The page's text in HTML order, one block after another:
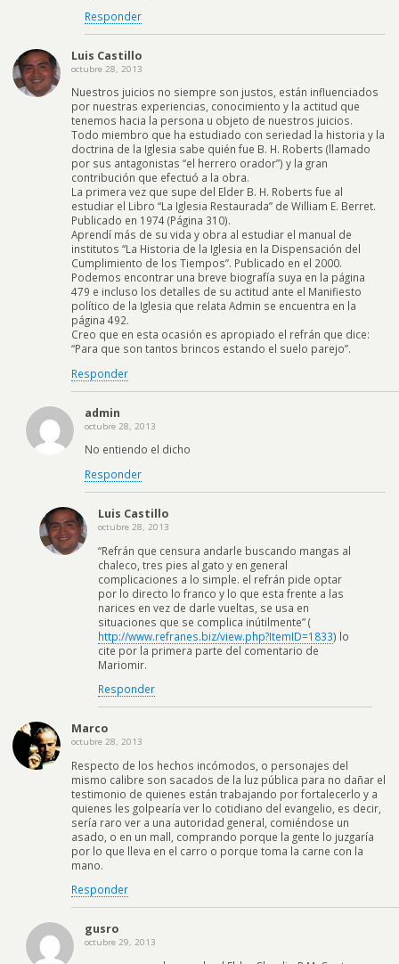
Responder
Luis Castillo
octubre 28, 2013
Nuestros juicios no siempre son justos, están influenciados
por nuestras experiencias, conocimiento y la actitud que
tenemos hacia la persona u objeto de nuestros juicios.
Todo miembro que ha estudiado con seriedad la historia y la
doctrina de la Iglesia sabe quién fue B. H. Roberts (llamado
por sus antagonistas “el herrero orador”) y la gran
contribución que efectuó a la obra.
La primera vez que supe del Elder B. H. Roberts fue al
estudiar el Libro “La Iglesia Restaurada” de William E. Berret.
Publicado en 1974 (Página 310).
Aprendí más de su vida y obra al estudiar el manual de
institutos “La Historia de la Iglesia en la Dispensación del
Cumplimiento de los Tiempos”. Publicado en el 2000.
Podemos encontrar una breve biografía suya en la página
479 e incluso los detalles de su actitud ante el Manifiesto
político de la Iglesia que relata Admin se encuentra en la
página 492.
Creo que en esta ocasión es apropiado el refrán que dice:
“Para que son tantos brincos estando el suelo parejo”.
Responder
admin
octubre 28, 2013
No entiendo el dicho
Responder
Luis Castillo
octubre 28, 2013
“Refrán que censura andarle buscando mangas al
chaleco, tres pies al gato y en general
complicaciones a lo simple. el refrán pide optar
por lo directo lo franco y lo que esta frente a las
narices en vez de darle vueltas, se usa en
situaciones que se complica inútilmente” (
http://www.refranes.biz/view.php?ItemID=1833) lo
cite por la primera parte del comentario de
Mariomir.
Responder
Marco
octubre 28, 2013
Respecto de los hechos incómodos, o personajes del
mismo calibre son sacados de la luz pública para no dañar el
testimonio de quienes están trabajando por fortalecerlo y a
quienes les golpearía ver lo cotidiano del evangelio, es decir,
sería raro ver a una autoridad general, comiéndose un
asado, o en un mall, comprando porque la gente lo juzgaría
por lo que lleva en el carro o porque toma la carne con la
mano.
Responder
gusro
octubre 29, 2013